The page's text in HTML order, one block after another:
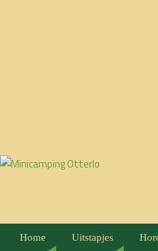
Home Uitstapjes